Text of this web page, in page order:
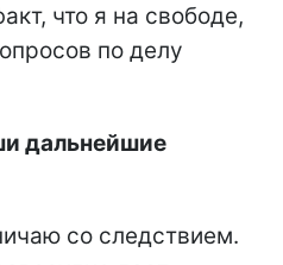
что я на свободе,
по делу
дальнейшие
со следствием.